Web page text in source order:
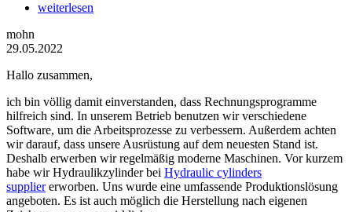
weiterlesen
mohn
29.05.2022
Hallo zusammen,
ich bin völlig damit einverstanden, dass Rechnungsprogramme
hilfreich sind. In unserem Betrieb benutzen wir verschiedene
Software, um die Arbeitsprozesse zu verbessern. Außerdem achten
wir darauf, dass unsere Ausrüstung auf dem neuesten Stand ist.
Deshalb erwerben wir regelmäßig moderne Maschinen. Vor kurzem
habe wir Hydraulikzylinder bei Hydraulic cylinders
suppliererworben. Uns wurde eine umfassende Produktionslösung
angeboten. Es ist auch möglich die Herstellung nach eigenen